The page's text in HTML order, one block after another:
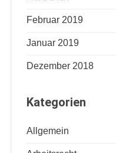
Februar 2019
Januar 2019
Dezember 2018
Kategorien
Allgemein